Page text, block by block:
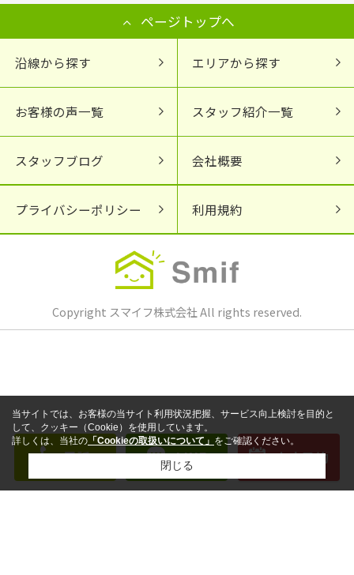
ページトップへ
沿線から探す エリアから探す
お客様の声一覧 スタッフ紹介一覧
スタッフブログ 会社概要
プライバシーポリシー 利用規約
Copyright スマイフ株式会社 All rights reserved.
電話 LINE 来店予約
当サイトでは、お客様の当サイト利用状況把握、サービス向上検討を目的と
して、クッキー（Cookie）を使用しています。
詳しくは、当社の 「Cookieの取扱いについて」 をご確認ください。
閉じる